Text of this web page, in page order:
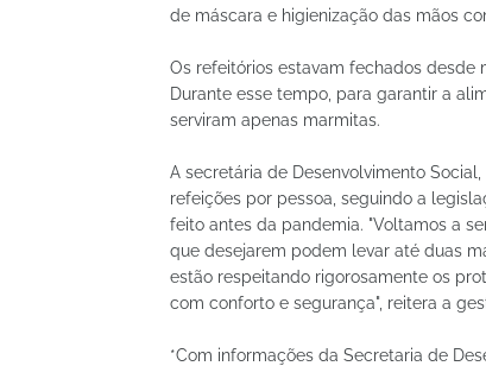
de máscara e higienização das mãos
Os refeitórios estavam fechados desde
Durante esse tempo, para garantir a
serviram apenas marmitas.
A secretária de Desenvolvimento
refeições por pessoa, seguindo a
feito antes da pandemia. "Voltamos a
que desejarem podem levar até duas
estão respeitando rigorosamente os
com conforto e segurança", reitera a
*Com informações da Secretaria de